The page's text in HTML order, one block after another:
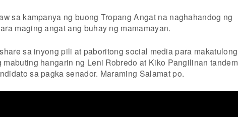
sa kampanya ng buong Tropang Angat na naghahandog ng
maging angat ang buhay ng mamamayan.
sa inyong pili at paboritong social media para makatulong
hangarin ng Leni Robredo at Kiko Pangilinan tandem
sa pagka senador. Maraming Salamat po.